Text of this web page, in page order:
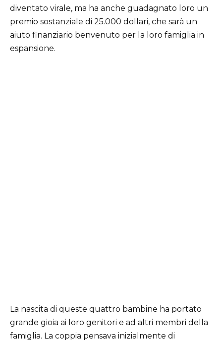
diventato virale, ma ha anche guadagnato loro un
premio sostanziale di 25.000 dollari, che sarà un
aiuto finanziario benvenuto per la loro famiglia in
espansione.
La nascita di queste quattro bambine ha portato
grande gioia ai loro genitori e ad altri membri della
famiglia. La coppia pensava inizialmente di